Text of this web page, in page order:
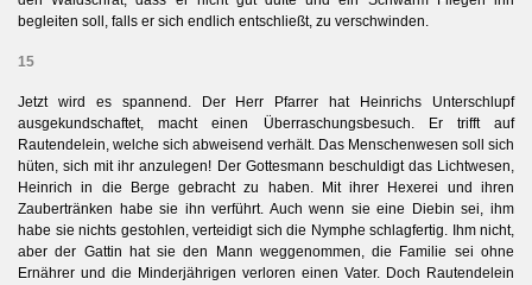
begleiten soll, falls er sich endlich entschließt, zu verschwinden.
15
Jetzt wird es spannend. Der Herr Pfarrer hat Heinrichs Unterschlupf
ausgekundschaftet, macht einen Überraschungsbesuch. Er trifft auf
Rautendelein, welche sich abweisend verhält. Das Menschenwesen soll sich
hüten, sich mit ihr anzulegen! Der Gottesmann beschuldigt das Lichtwesen,
Heinrich in die Berge gebracht zu haben. Mit ihrer Hexerei und ihren
Zaubertränken habe sie ihn verführt. Auch wenn sie eine Diebin sei, ihm
habe sie nichts gestohlen, verteidigt sich die Nymphe schlagfertig. Ihm nicht,
aber der Gattin hat sie den Mann weggenommen, die Familie sei ohne
Ernährer und die Minderjährigen verloren einen Vater. Doch Rautendelein